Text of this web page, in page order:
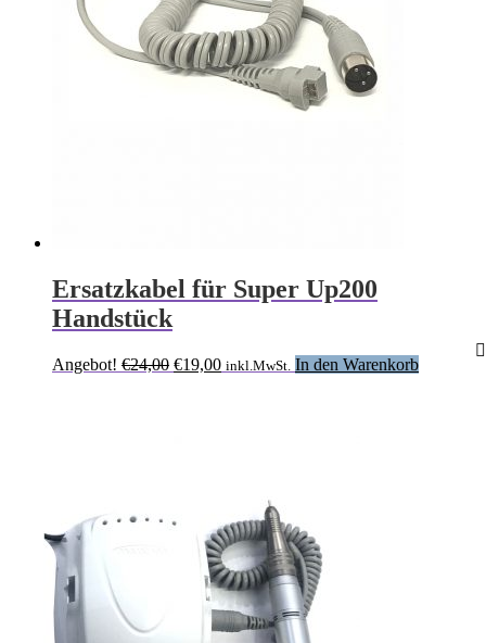
Ersatzkabel für Super Up200
Handstück
Angebot! €24,00 Ursprünglicher
€19,00Aktueller
inkl.MwSt. In den Warenkorb